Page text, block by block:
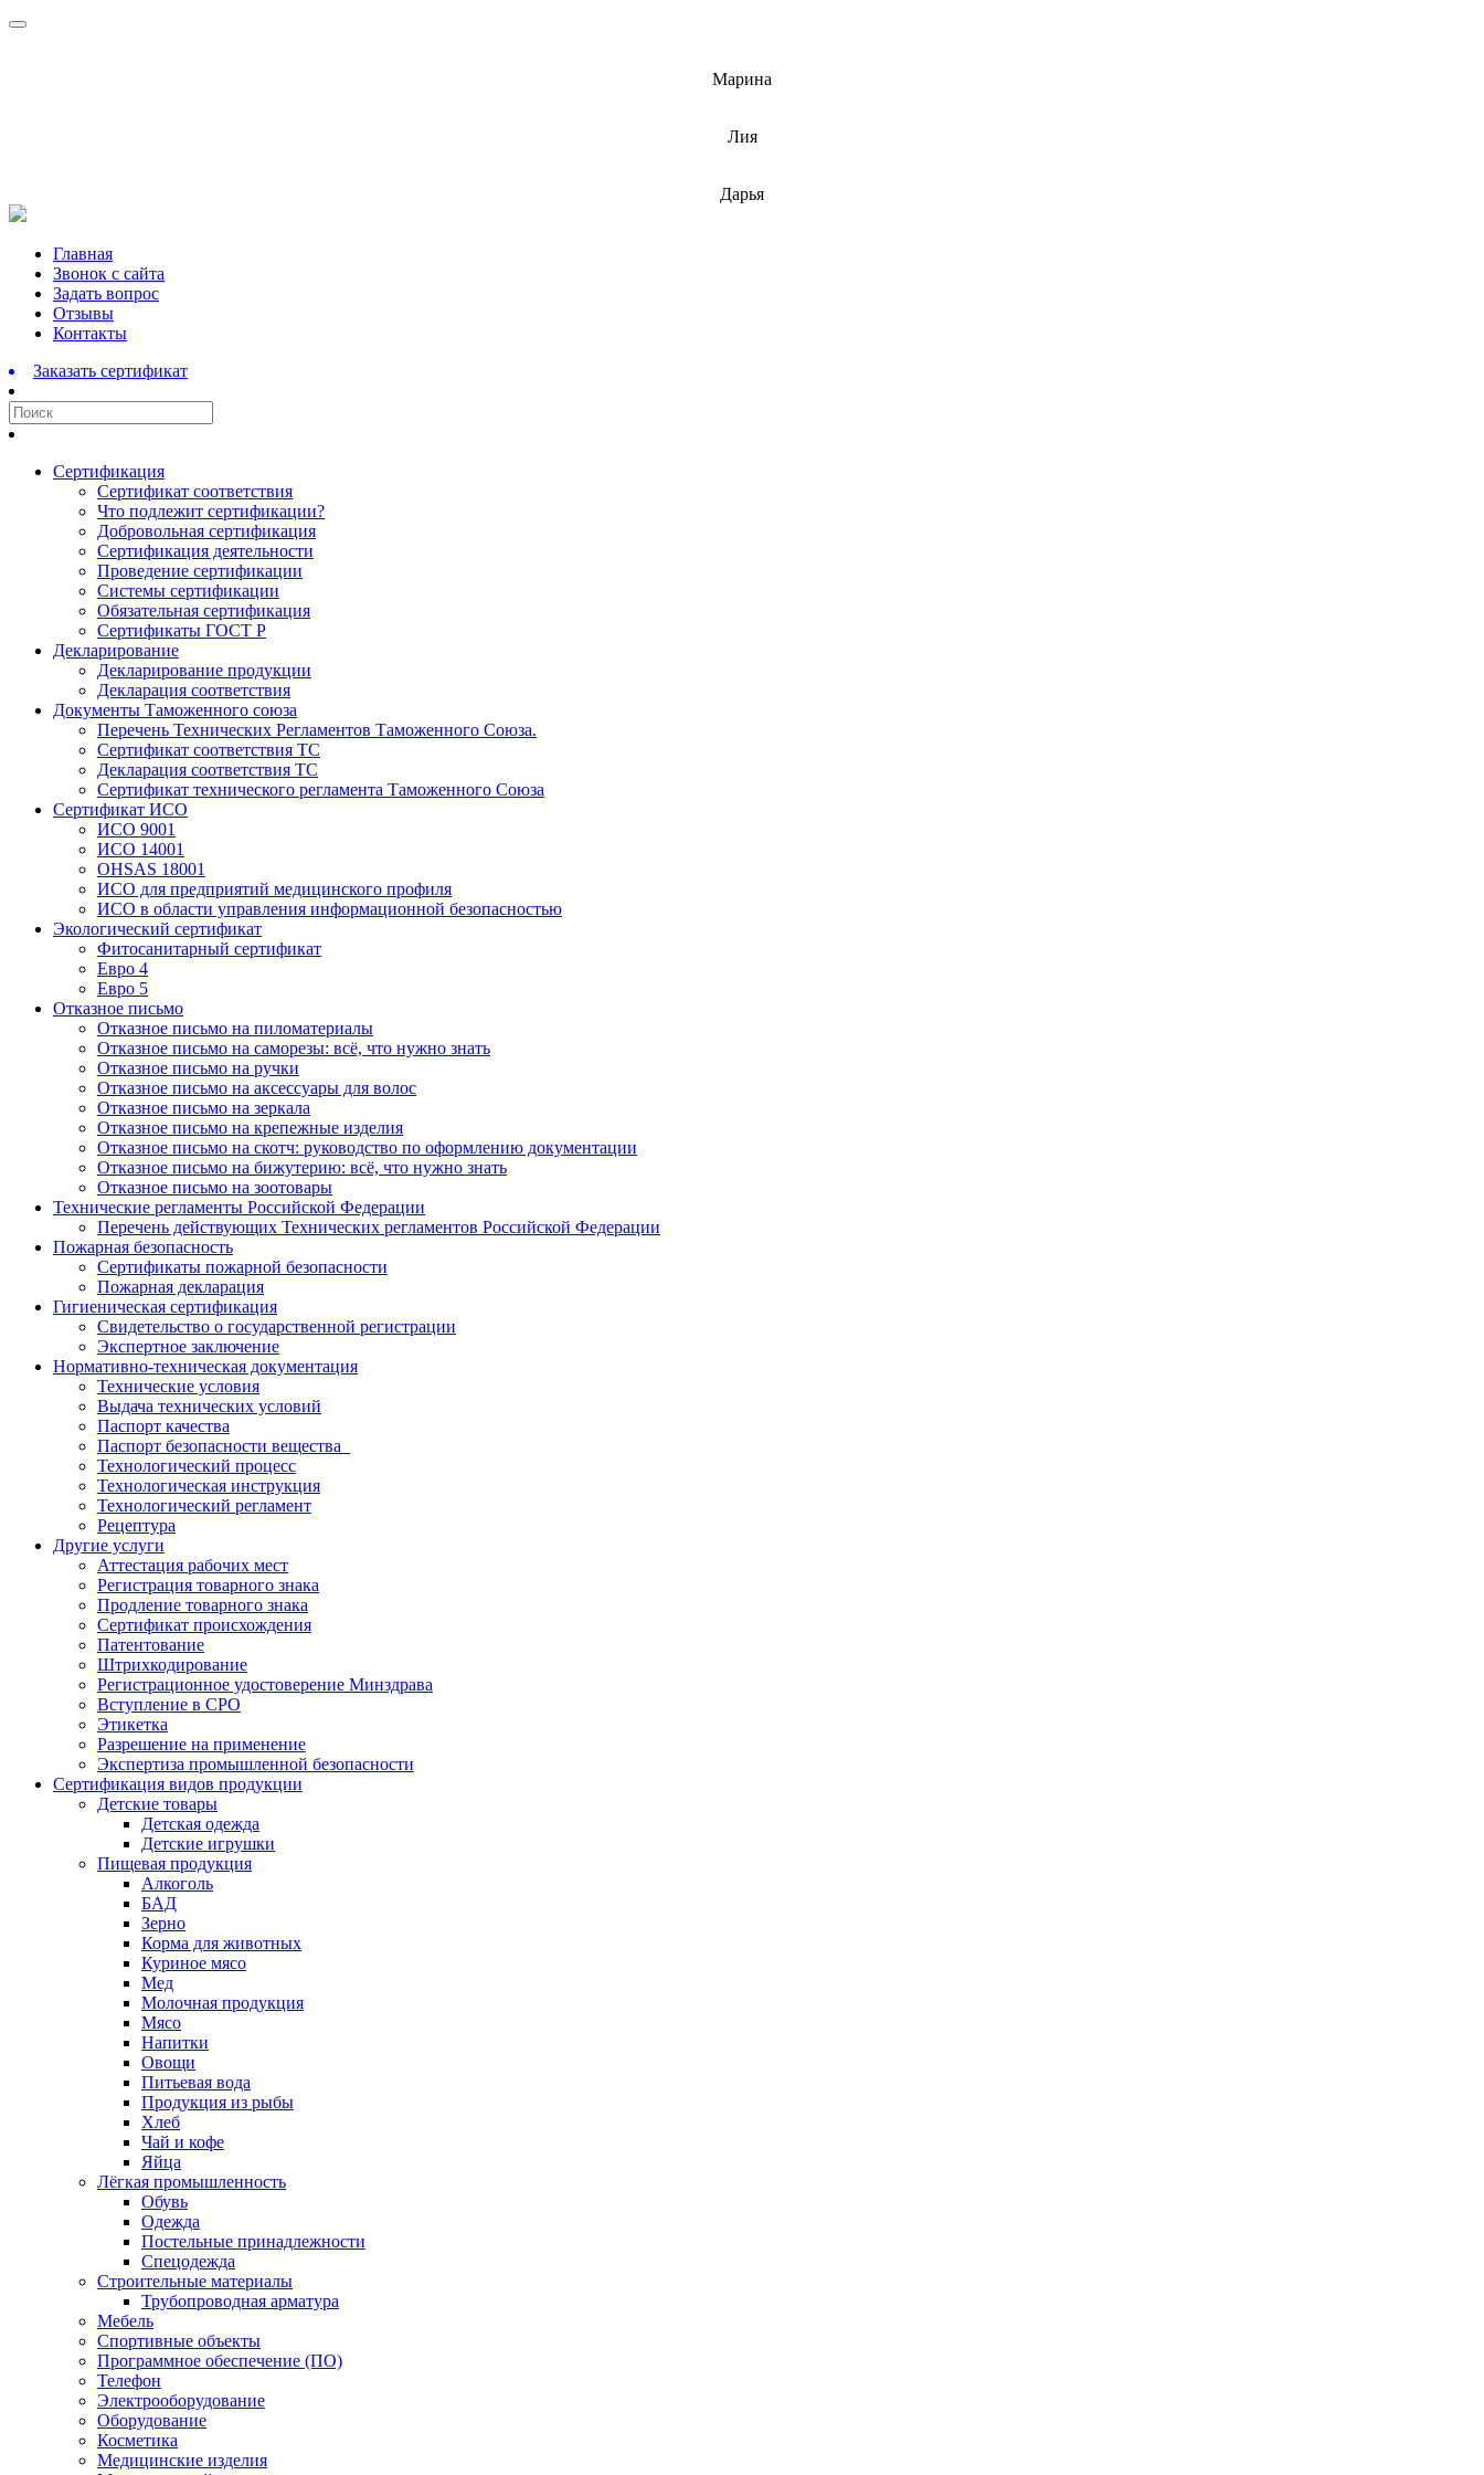
Марина
Лия
Дарья
Перейти
содержимому
Главная
Звонок с сайта
Задать вопрос
Отзывы
Контакты
Заказать сертификат
Сертификация
Сертификат соответствия
Что подлежит сертификации?
Добровольная сертификация
Сертификация деятельности
Проведение сертификации
Системы сертификации
Обязательная сертификация
Сертификаты ГОСТ Р
Декларирование
Декларирование продукции
Декларация соответствия
Документы Таможенного союза
Перечень Технических Регламентов Таможенного Союза.
Сертификат соответствия ТС
Декларация соответствия ТС
Сертификат технического регламента Таможенного Союза
Сертификат ИСО
ИСО 9001
ИСО 14001
OHSAS 18001
ИСО для предприятий медицинского профиля
ИСО в области управления информационной безопасностью
Экологический сертификат
Фитосанитарный сертификат
Евро 4
Евро 5
Отказное письмо
Отказное письмо на пиломатериалы
Отказное письмо на саморезы: всё, что нужно знать
Отказное письмо на ручки
Отказное письмо на аксессуары для волос
Отказное письмо на зеркала
Отказное письмо на крепежные изделия
Отказное письмо на скотч: руководство по оформлению документации
Отказное письмо на бижутерию: всё, что нужно знать
Отказное письмо на зоотовары
Технические регламенты Российской Федерации
Перечень действующих Технических регламентов Российской Федерации
Пожарная безопасность
Сертификаты пожарной безопасности
Пожарная декларация
Гигиеническая сертификация
Свидетельство о государственной регистрации
Экспертное заключение
Нормативно-техническая документация
Технические условия
Выдача технических условий
Паспорт качества
Паспорт безопасности вещества
Технологический процесс
Технологическая инструкция
Технологический регламент
Рецептура
Другие услуги
Аттестация рабочих мест
Регистрация товарного знака
Продление товарного знака
Сертификат происхождения
Патентование
Штрихкодирование
Регистрационное удостоверение Минздрава
Вступление в СРО
Этикетка
Разрешение на применение
Экспертиза промышленной безопасности
Сертификация видов продукции
Детские товары
Детская одежда
Детские игрушки
Пищевая продукция
Алкоголь
БАД
Зерно
Корма для животных
Куриное мясо
Мед
Молочная продукция
Мясо
Напитки
Овощи
Питьевая вода
Продукция из рыбы
Хлеб
Чай и кофе
Яйца
Лёгкая промышленность
Обувь
Одежда
Постельные принадлежности
Спецодежда
Строительные материалы
Трубопроводная арматура
Мебель
Спортивные объекты
Программное обеспечение (ПО)
Телефон
Электрооборудование
Оборудование
Косметика
Медицинские изделия